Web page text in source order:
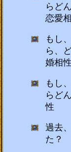
らど
恋愛
もし
ら、
婚相性
もし
らど
性
過去
た？